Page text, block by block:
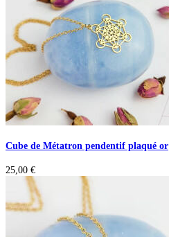
Cube de Métatron pendentif plaqué or
25,00 €